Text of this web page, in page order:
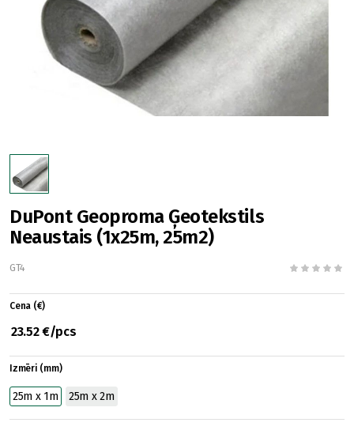
DuPont Geoproma Ģeotekstils
Neaustais (1x25m, 25m2)
GT4
Cena (€)
23.52 €/pcs
Izmēri (mm)
25m x 1m 25m x 2m